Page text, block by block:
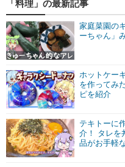
「料理」の最新記事
家庭菜園の
ーちゃん」
ホットケー
を作ってみ
ピを紹介
テキトーに
介！ タレを
品がお手軽